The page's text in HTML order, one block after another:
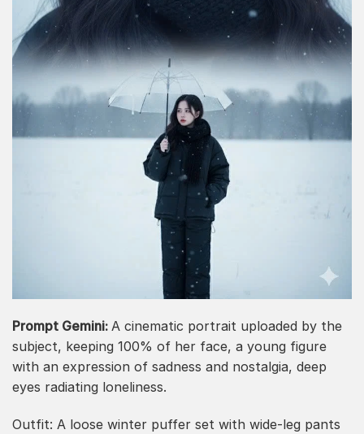
Prompt Gemini: A cinematic portrait uploaded by the
subject, keeping 100% of her face, a young figure
with an expression of sadness and nostalgia, deep
eyes radiating loneliness.
Outfit: A loose winter puffer set with wide-leg pants